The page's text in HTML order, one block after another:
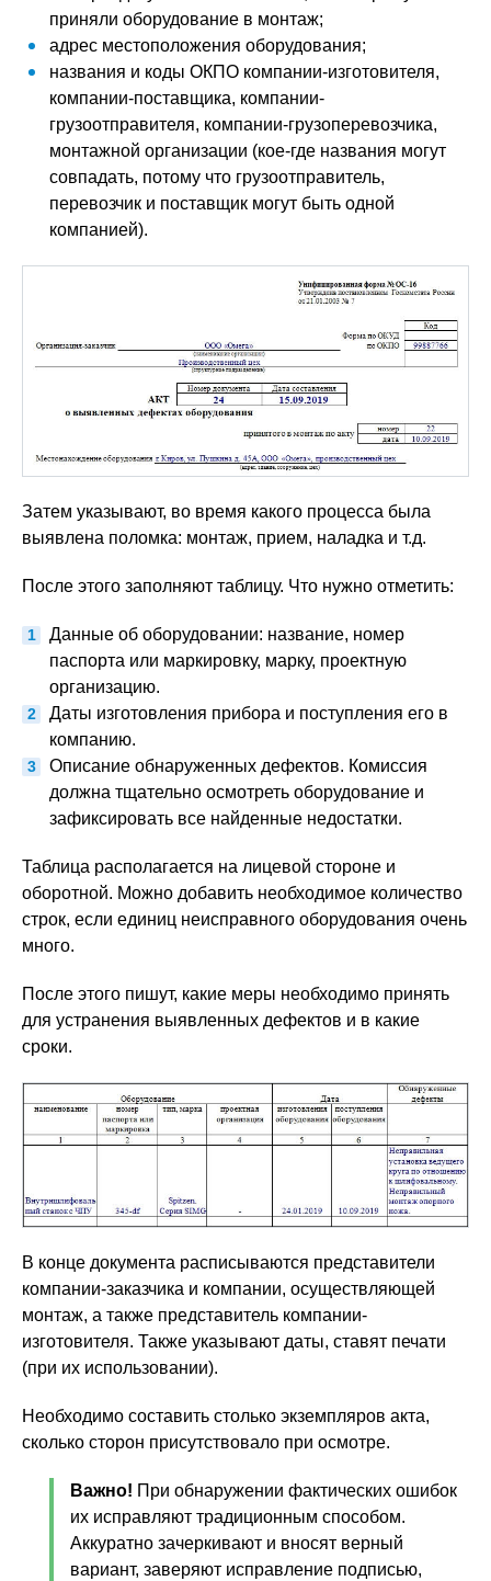
приняли оборудование в монтаж;
адрес местоположения оборудования;
названия и коды ОКПО компании-изготовителя,
компании-поставщика, компании-
грузоотправителя, компании-грузоперевозчика,
монтажной организации (кое-где названия могут
совпадать, потому что грузоотправитель,
перевозчик и поставщик могут быть одной
компанией).
Затем указывают, во время какого процесса была
выявлена поломка: монтаж, прием, наладка и т.д.
После этого заполняют таблицу. Что нужно отметить:
Данные об оборудовании: название, номер
паспорта или маркировку, марку, проектную
организацию.
Даты изготовления прибора и поступления его в
компанию.
Описание обнаруженных дефектов. Комиссия
должна тщательно осмотреть оборудование и
зафиксировать все найденные недостатки.
Таблица располагается на лицевой стороне и
оборотной. Можно добавить необходимое количество
строк, если единиц неисправного оборудования очень
много.
После этого пишут, какие меры необходимо принять
для устранения выявленных дефектов и в какие
сроки.
В конце документа расписываются представители
компании-заказчика и компании, осуществляющей
монтаж, а также представитель компании-
изготовителя. Также указывают даты, ставят печати
(при их использовании).
Необходимо составить столько экземпляров акта,
сколько сторон присутствовало при осмотре.
Важно! При обнаружении фактических ошибок
их исправляют традиционным способом.
Аккуратно зачеркивают и вносят верный
вариант, заверяют исправление подписью,